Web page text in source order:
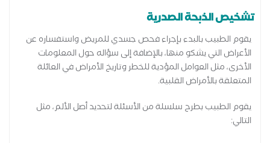
تشخيص الذبحة الصدرية
يقوم الطبيب بالبدء بإجراء فحص جسدي للمريض واستفساره عن
الأعراض التي يشكو منها، بالإضافة إلى سؤاله حول المعلومات
الأخرى، مثل العوامل المؤدية للخطر وتاريخ الأمراض في العائلة
المتعلقة بالأمراض القلبية.
يقوم الطبيب بطرح سلسلة من الأسئلة لتحديد أصل الألم، مثل
التالي: